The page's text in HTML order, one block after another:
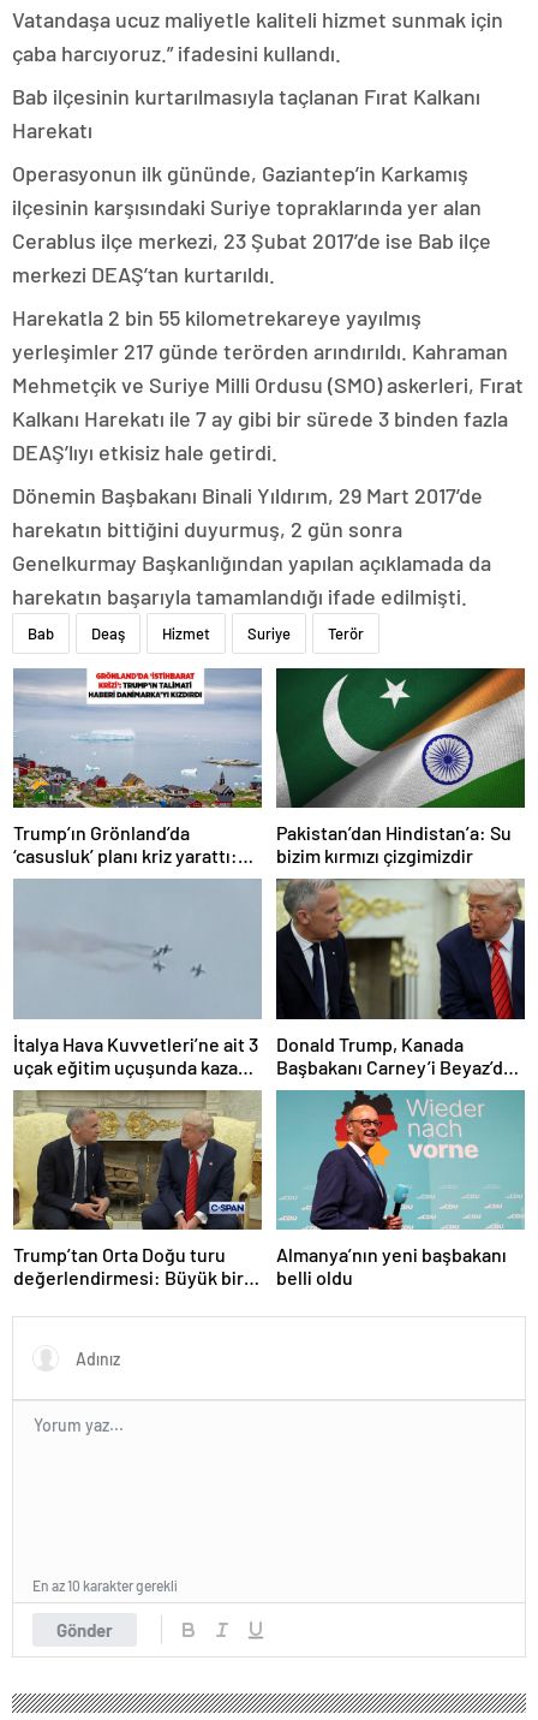
Vatandaşa ucuz maliyetle kaliteli hizmet sunmak için
çaba harcıyoruz.” ifadesini kullandı.
Bab ilçesinin kurtarılmasıyla taçlanan Fırat Kalkanı
Harekatı
Operasyonun ilk gününde, Gaziantep’in Karkamış
ilçesinin karşısındaki Suriye topraklarında yer alan
Cerablus ilçe merkezi, 23 Şubat 2017’de ise Bab ilçe
merkezi DEAŞ’tan kurtarıldı.
Harekatla 2 bin 55 kilometrekareye yayılmış
yerleşimler 217 günde terörden arındırıldı. Kahraman
Mehmetçik ve Suriye Milli Ordusu (SMO) askerleri, Fırat
Kalkanı Harekatı ile 7 ay gibi bir sürede 3 binden fazla
DEAŞ’lıyı etkisiz hale getirdi.
Dönemin Başbakanı Binali Yıldırım, 29 Mart 2017’de
harekatın bittiğini duyurmuş, 2 gün sonra
Genelkurmay Başkanlığından yapılan açıklamada da
harekatın başarıyla tamamlandığı ifade edilmişti.
Bab Deaş Hizmet Suriye Terör
Trump’ın Grönland’da
‘casusluk’ planı kriz yarattı:
Danimarka ABD elçisini
Pakistan’dan Hindistan’a: Su
bizim kırmızı çizgimizdir
İtalya Hava Kuvvetleri’ne ait 3
uçak eğitim uçuşunda kaza
yaptı
Donald Trump, Kanada
Başbakanı Carney’i Beyaz’da
ağırladı
Trump’tan Orta Doğu turu
değerlendirmesi: Büyük bir
Almanya’nın yeni başbakanı
belli oldu
Gönder
En az 10 karakter gerekli